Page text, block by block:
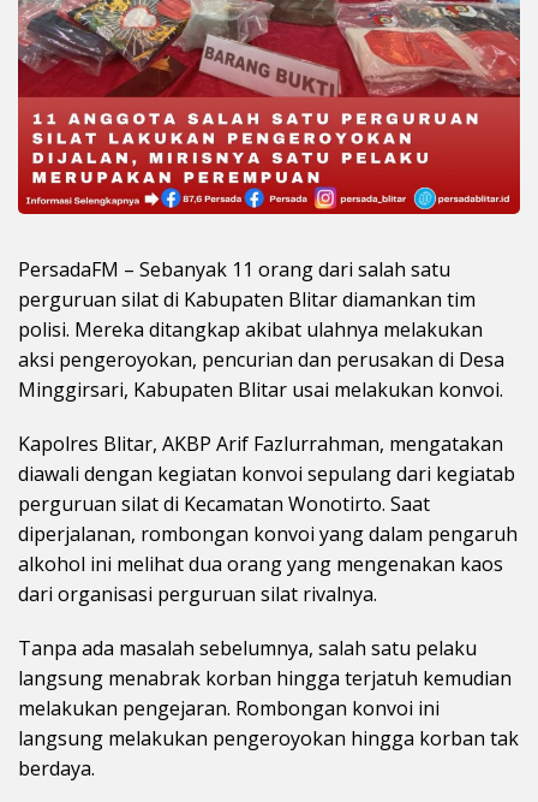
PersadaFM – Sebanyak 11 orang dari salah satu
perguruan silat di Kabupaten Blitar diamankan tim
polisi. Mereka ditangkap akibat ulahnya melakukan
aksi pengeroyokan, pencurian dan perusakan di Desa
Minggirsari, Kabupaten Blitar usai melakukan konvoi.
Kapolres Blitar, AKBP Arif Fazlurrahman, mengatakan
diawali dengan kegiatan konvoi sepulang dari kegiatab
perguruan silat di Kecamatan Wonotirto. Saat
diperjalanan, rombongan konvoi yang dalam pengaruh
alkohol ini melihat dua orang yang mengenakan kaos
dari organisasi perguruan silat rivalnya.
Tanpa ada masalah sebelumnya, salah satu pelaku
langsung menabrak korban hingga terjatuh kemudian
melakukan pengejaran. Rombongan konvoi ini
langsung melakukan pengeroyokan hingga korban tak
berdaya.